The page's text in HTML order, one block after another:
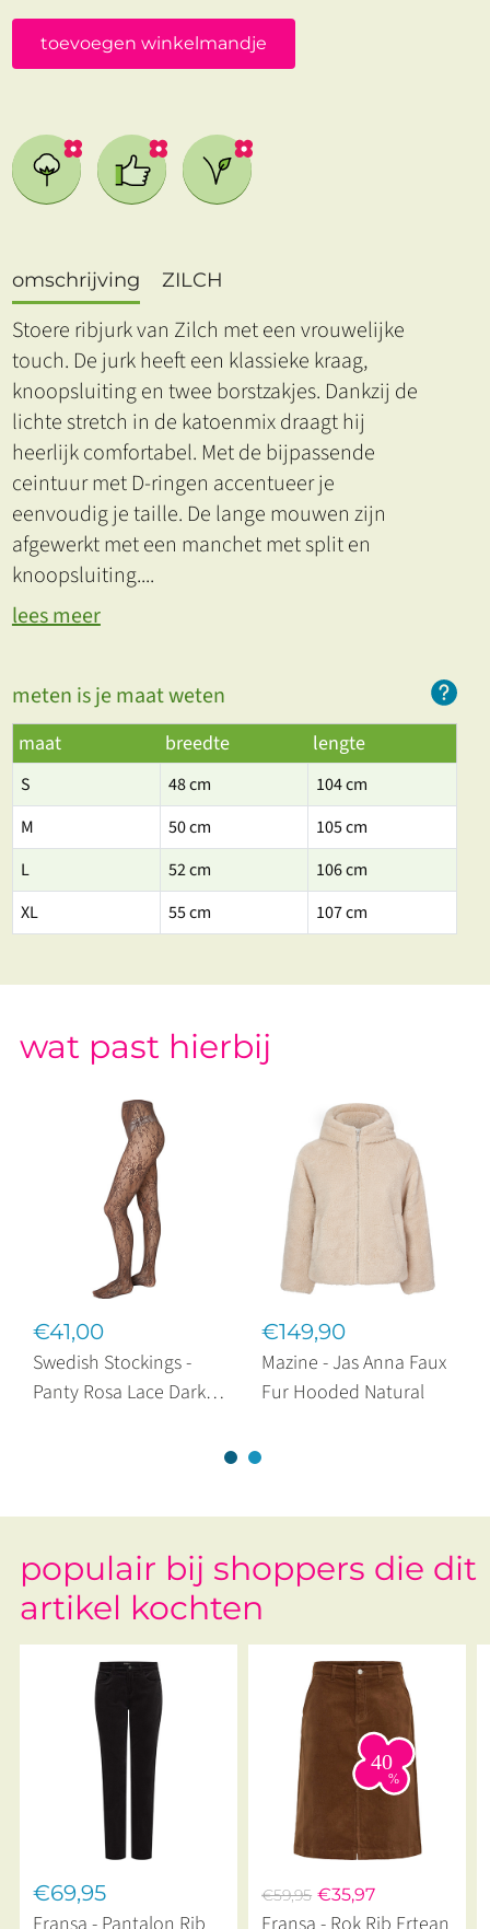
toevoegen winkelmandje
omschrijving ZILCH
Stoere ribjurk van Zilch met een vrouwelijke
touch. De jurk heeft een klassieke kraag,
knoopsluiting en twee borstzakjes. Dankzij de
lichte stretch in de katoenmix draagt hij
heerlijk comfortabel. Met de bijpassende
ceintuur met D-ringen accentueer je
eenvoudig je taille. De lange mouwen zijn
afgewerkt met een manchet met split en
knoopsluiting....
lees meer
meten is je maat weten
maat breedte lengte
S 48 cm
104 cm
M
50 cm
105 cm
L
52 cm
106 cm
XL
55 cm 107 cm
wat past hierbij
€41,00
Swedish Stockings -
Panty Rosa Lace Dark
€149,90
Mazine - Jas Anna Faux
Fur Hooded Natural
populair bij shoppers die dit
artikel kochten
€69,95 €59,95 €35,97